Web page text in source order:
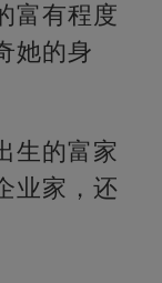
富有程度
她的身
生的富家
业家，还